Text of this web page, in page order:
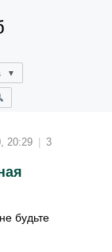
20:29
3
будьте